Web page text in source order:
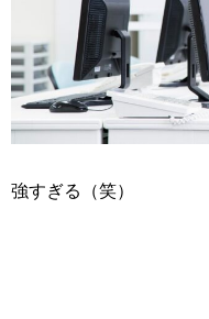
強すぎる（笑）